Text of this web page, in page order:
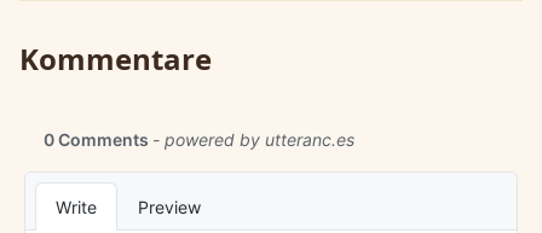
Kommentare